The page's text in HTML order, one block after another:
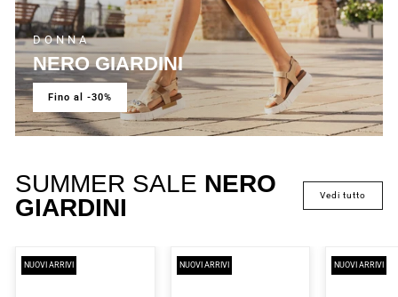
DONNA
NERO GIARDINI
fino al -30%
SUMMER SALE NERO
GIARDINI
vedi tutto
NUOVI ARRIVI NUOVI ARRIVI NUOVI ARRIVI